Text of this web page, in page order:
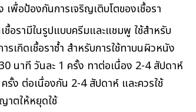
พื่อป้องกันการเจริญเติบโตของเชื้อรา
ชื้อรามีในรูปแบบครีมและแชมพู ใช้สำหรับ
รเกิดเชื้อราซ้ำ สำหรับการใช้ทาบนผิวหนัง
นาที วันละ 1 ครั้ง ทาต่อเนื่อง 2-4 สัปดาห์
รั้ง ต่อเนื่องกัน 2-4 สัปดาห์ และควรใช้
าตให้หยุดใช้